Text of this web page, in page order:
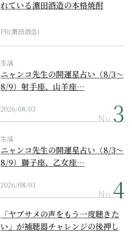
れている濵田酒造の本格焼酎
PR(濵田酒造)
生活
ニャンコ先生の開運星占い（8/3～
8/9）射手座、山羊座…
2026/08/03
No.
生活
ニャンコ先生の開運星占い（8/3～
8/9）獅子座、乙女座…
2026/08/03
No.
「ヤブサメの声をもう一度聴きた
い」が補聴器チャレンジの後押し